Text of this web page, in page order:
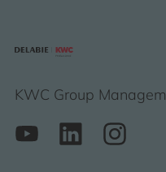
KWC Group